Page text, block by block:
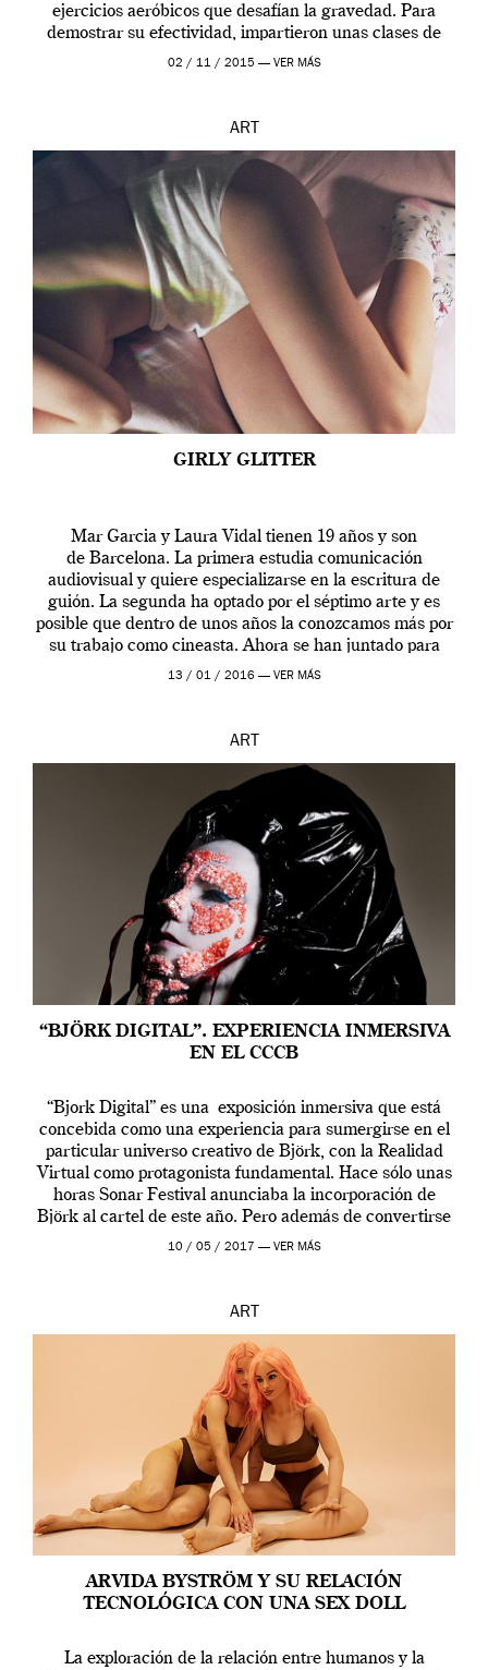
ejercicios aeróbicos que desafían la gravedad. Para
demostrar su efectividad, impartieron unas clases de
prueba en el Tate […]
02 / 11 / 2015 — VER MÁS
ART
GIRLY GLITTER
Mar Garcia y Laura Vidal tienen 19 años y son
de Barcelona. La primera estudia comunicación
audiovisual y quiere especializarse en la escritura de
guión. La segunda ha optado por el séptimo arte y es
posible que dentro de unos años la conozcamos más por
su trabajo como cineasta. Ahora se han juntado para
contarnos una […]
13 / 01 / 2016 — VER MÁS
ART
“BJÖRK DIGITAL”. EXPERIENCIA INMERSIVA
EN EL CCCB
“Bjork Digital” es una exposición inmersiva que está
concebida como una experiencia para sumergirse en el
particular universo creativo de Björk, con la Realidad
Virtual como protagonista fundamental. Hace sólo unas
horas Sonar Festival anunciaba la incorporación de
Björk al cartel de este año. Pero además de convertirse
en una de las actuaciones más relevantes […]
10 / 05 / 2017 — VER MÁS
ART
ARVIDA BYSTRÖM Y SU RELACIÓN
TECNOLÓGICA CON UNA SEX DOLL
La exploración de la relación entre humanos y la